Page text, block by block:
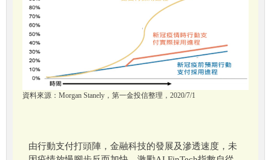
資料來源：Morgan Stanely，第一金投信整理，2020/7/1
由行動支付打頭陣，金融科技的發展及滲透速度，未